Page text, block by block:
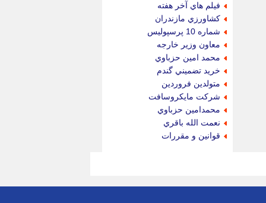
فيلم هاي آخر هفته
كشاورزي مازندران
شماره 10 پرسپوليس
معاون وزير خارجه
محمد امين حزباوي
خريد تضميني گندم
متولدين فروردين
شركت مايكروسافت
محمدامين حزباوي
نعمت الله باقري
قوانين و مقررات